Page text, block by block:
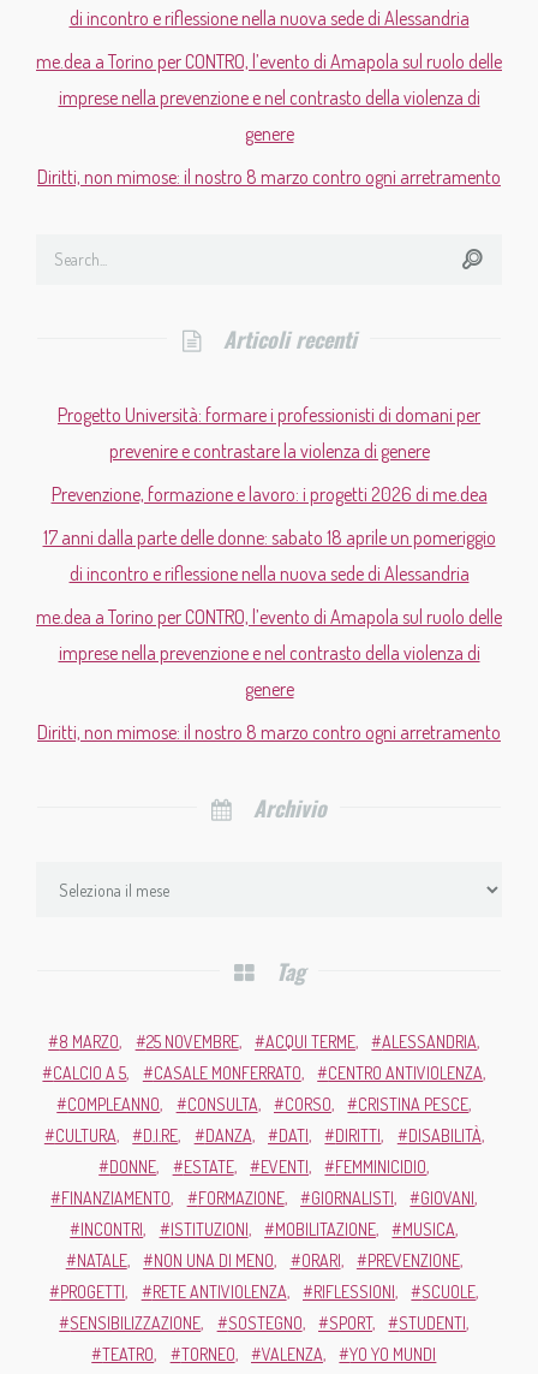
di incontro e riflessione nella nuova sede di Alessandria
me.dea a Torino per CONTRO, l’evento di Amapola sul ruolo delle
imprese nella prevenzione e nel contrasto della violenza di
genere
Diritti, non mimose: il nostro 8 marzo contro ogni arretramento
Articoli recenti
Progetto Università: formare i professionisti di domani per
prevenire e contrastare la violenza di genere
Prevenzione, formazione e lavoro: i progetti 2026 di me.dea
17 anni dalla parte delle donne: sabato 18 aprile un pomeriggio
di incontro e riflessione nella nuova sede di Alessandria
me.dea a Torino per CONTRO, l’evento di Amapola sul ruolo delle
imprese nella prevenzione e nel contrasto della violenza di
genere
Diritti, non mimose: il nostro 8 marzo contro ogni arretramento
Archivio
Tag
8 MARZO 25 NOVEMBRE ACQUI TERME
ALESSANDRIA
CALCIO A 5
CASALE MONFERRATO
CENTRO ANTIVIOLENZA
COMPLEANNO
CONSULTA CORSO
CRISTINA PESCE
CULTURA
D.I.RE DANZA DATI DIRITTI
DISABILITÀ
DONNE
ESTATE EVENTI
FEMMINICIDIO
FINANZIAMENTO
FORMAZIONE GIORNALISTI
GIOVANI
INCONTRI
ISTITUZIONI MOBILITAZIONE
MUSICA
NATALE
NON UNA DI MENO ORARI
PREVENZIONE
PROGETTI
RETE ANTIVIOLENZA RIFLESSIONI
SCUOLE
SENSIBILIZZAZIONE
SOSTEGNO SPORT
STUDENTI
TEATRO
TORNEO VALENZA YO YO MUNDI